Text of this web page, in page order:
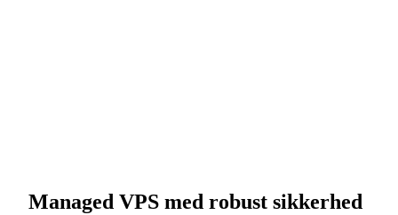
Managed VPS med robust sikkerhed